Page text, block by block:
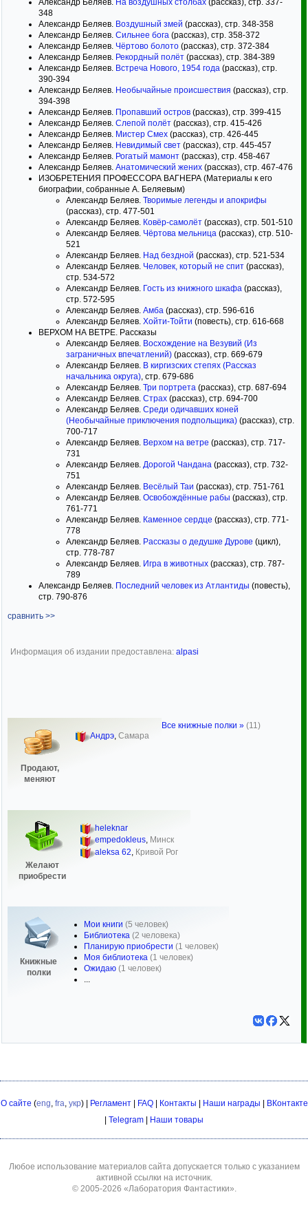
348
Александр Беляев. Воздушный змей (рассказ), стр. 348-358
Александр Беляев. Сильнее бога (рассказ), стр. 358-372
Александр Беляев. Чёртово болото (рассказ), стр. 372-384
Александр Беляев. Рекордный полёт (рассказ), стр. 384-389
Александр Беляев. Встреча Нового, 1954 года (рассказ), стр.
390-394
Александр Беляев. Необычайные происшествия (рассказ), стр.
394-398
Александр Беляев. Пропавший остров (рассказ), стр. 399-415
Александр Беляев. Слепой полёт (рассказ), стр. 415-426
Александр Беляев. Мистер Смех (рассказ), стр. 426-445
Александр Беляев. Невидимый свет (рассказ), стр. 445-457
Александр Беляев. Рогатый мамонт (рассказ), стр. 458-467
Александр Беляев. Анатомический жених (рассказ), стр. 467-476
ИЗОБРЕТЕНИЯ ПРОФЕССОРА ВАГНЕРА (Материалы к его
биографии, собранные А. Беляевым)
Александр Беляев. Творимые легенды и апокрифы
(рассказ), стр. 477-501
Александр Беляев. Ковёр-самолёт (рассказ), стр. 501-510
Александр Беляев. Чёртова мельница (рассказ), стр. 510-
521
Александр Беляев. Над бездной (рассказ), стр. 521-534
Александр Беляев. Человек, который не спит (рассказ),
стр. 534-572
Александр Беляев. Гость из книжного шкафа (рассказ),
стр. 572-595
Александр Беляев. Амба (рассказ), стр. 596-616
Александр Беляев. Хойти-Тойти (повесть), стр. 616-668
ВЕРХОМ НА ВЕТРЕ. Рассказы
Александр Беляев. Восхождение на Везувий (Из
заграничных впечатлений) (рассказ), стр. 669-679
Александр Беляев. В киргизских степях (Рассказ
начальника округа) , стр. 679-686
Александр Беляев. Три портрета (рассказ), стр. 687-694
Александр Беляев. Страх (рассказ), стр. 694-700
Александр Беляев. Среди одичавших коней
(Необычайные приключения подпольщика) (рассказ), стр.
700-717
Александр Беляев. Верхом на ветре (рассказ), стр. 717-
731
Александр Беляев. Дорогой Чандана (рассказ), стр. 732-
751
Александр Беляев. Весёлый Таи (рассказ), стр. 751-761
Александр Беляев. Освобождённые рабы (рассказ), стр.
761-771
Александр Беляев. Каменное сердце (рассказ), стр. 771-
778
Александр Беляев. Рассказы о дедушке Дурове (цикл),
стр. 778-787
Александр Беляев. Игра в животных (рассказ), стр. 787-
789
Александр Беляев. Последний человек из Атлантиды (повесть),
стр. 790-876
сравнить >>
Информация об издании предоставлена: alpasi
Продают,
меняют
Андрэ, Самара
Желают
приобрести
heleknar
empedokleus, Минск
aleksa 62 Кривой Рог
Книжные
полки
Мои книги (5 человек)
Библиотека (2 человека)
Планирую приобрести (1 человек)
Моя библиотека (1 человек)
Ожидаю (1 человек)
...
Все книжные полки » (11)
О сайте (eng, fra, укр) | Регламент| FAQ| Контакты Наши награды
ВКонтакте
Telegram Наши товары
Любое использование материалов сайта допускается только с указанием
активной ссылки на источник.
© 2005-2026 «Лаборатория Фантастики».